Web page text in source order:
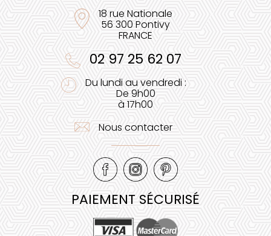
18 rue Nationale
56 300 Pontivy
FRANCE
02 97 25 62 07
Du lundi au vendredi :
De 9h00
à 17h00
Nous contacter
PAIEMENT SÉCURISÉ